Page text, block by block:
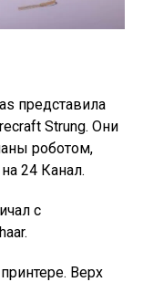
представила
Strung. Они
роботом,
24 Канал.
с
Верх